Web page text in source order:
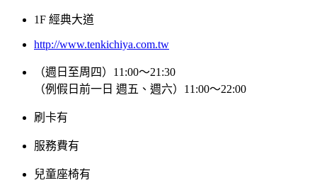
1F 經典大道
http://www.tenkichiya.com.tw
（週日至周四）11:00～21:30
（例假日前一日 週五、週六）11:00～22:00
刷卡有
服務費有
兒童座椅有